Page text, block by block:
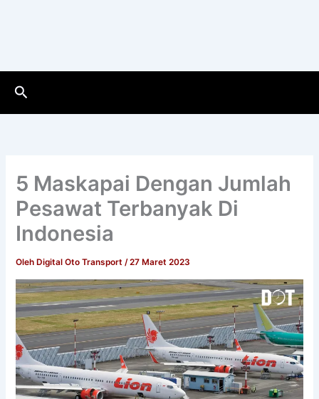
Cari
5 Maskapai Dengan Jumlah
Pesawat Terbanyak Di
Indonesia
Oleh Digital Oto Transport/27 Maret 2023